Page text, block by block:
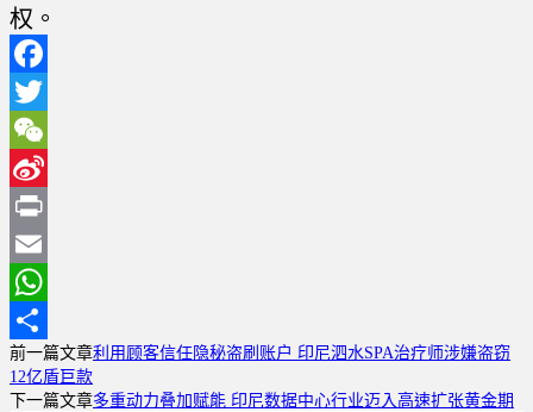
权。
Facebook
Twitter
WeChat
Sina
Weibo
Print
Email
WhatsApp
分
享
前一篇文章利用顾客信任隐秘盗刷账户 印尼泗水SPA治疗师涉嫌盗窃
12亿盾巨款
下一篇文章多重动力叠加赋能 印尼数据中心行业迈入高速扩张黄金期